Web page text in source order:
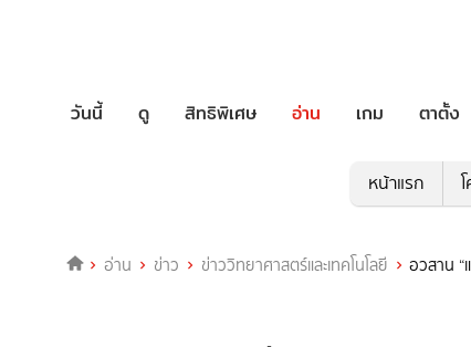
วันนี้ ดู สิทธิพิเศษ อ่าน เกม ตาตั้ง
หน้าแรก
อ่าน ข่าว ข่าววิทยาศาสตร์และเทคโนโลยี อวสาน “